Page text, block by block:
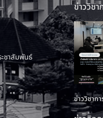
ชาสัมพันธ์
ข่าววิชา
ข่าววิชาก